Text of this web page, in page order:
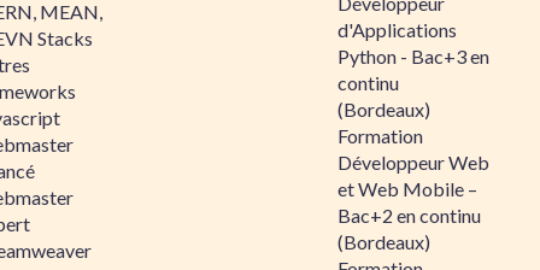
MEAN,
Stacks
d'Applications
Python - Bac+3 en
continu
(Bordeaux)
Formation
Développeur Web
et Web Mobile –
Bac+2 en continu
(Bordeaux)